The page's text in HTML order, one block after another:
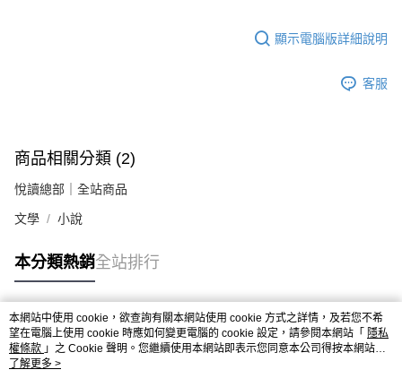
顯示電腦版詳細說明
客服
商品相關分類 (2)
悅讀總部｜全站商品
文學 小說
本分類熱銷全站排行
熱門標籤
本網站中使用 cookie，欲查詢有關本網站使用 cookie 方式之詳情，及若您不希
望在電腦上使用 cookie 時應如何變更電腦的 cookie 設定，請參閱本網站「 隱私
權條款 」之 Cookie 聲明。您繼續使用本網站即表示您同意本公司得按本網站使
用條款之 Cookie 聲明使用 cookie。
了解更多 >